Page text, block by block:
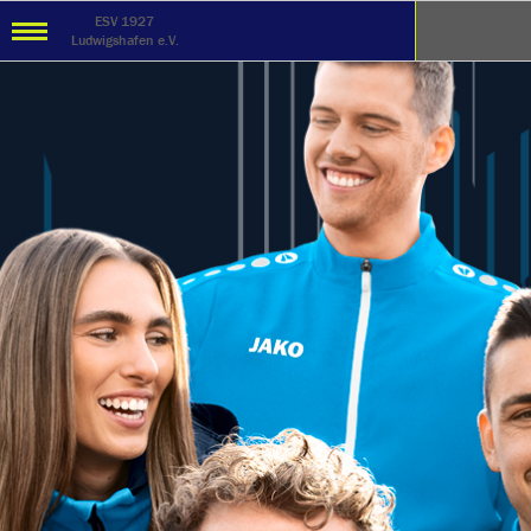
ESV 1927
Ludwigshafen e.V.